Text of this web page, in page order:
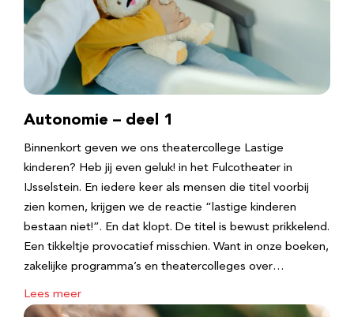
Autonomie – deel 1
Binnenkort geven we ons theatercollege Lastige
kinderen? Heb jij even geluk! in het Fulcotheater in
IJsselstein. En iedere keer als mensen die titel voorbij
zien komen, krijgen we de reactie “lastige kinderen
bestaan niet!”. En dat klopt. De titel is bewust prikkelend.
Een tikkeltje provocatief misschien. Want in onze boeken,
zakelijke programma’s en theatercolleges over…
Lees meer